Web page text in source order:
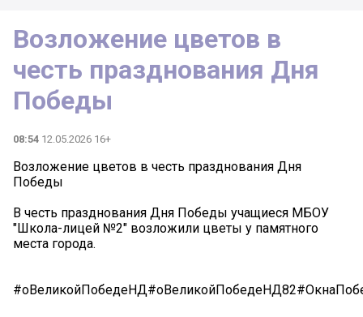
Возложение цветов в
честь празднования Дня
Победы
08:54 12.05.2026 16+
Возложение цветов в честь празднования Дня
Победы
В честь празднования Дня Победы учащиеся МБОУ
"Школа-лицей №2" возложили цветы у памятного
места города.